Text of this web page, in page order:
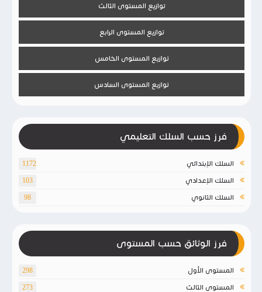
توازيع المستوى الثالث
توازيع المستوى الرابع
توازيع المستوى الخامس
توازيع المستوى السادس
فرز حسب السلك التعليمي
السلك الإبتدائي 1172
السلك الإعدادي 103
السلك الثانوي 98
فرز الوثائق حسب المستوى
المستوى الأول 298
المستوى الثالث 273